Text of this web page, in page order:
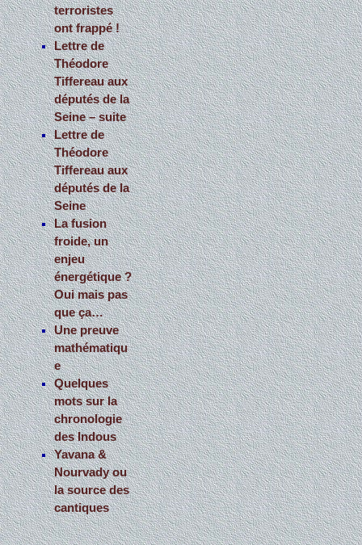
terroristes
ont frappé !
Lettre de
Théodore
Tiffereau aux
députés de la
Seine – suite
Lettre de
Théodore
Tiffereau aux
députés de la
Seine
La fusion
froide, un
enjeu
énergétique ?
Oui mais pas
que ça…
Une preuve
mathématiqu
e
Quelques
mots sur la
chronologie
des Indous
Yavana &
Nourvady ou
la source des
cantiques